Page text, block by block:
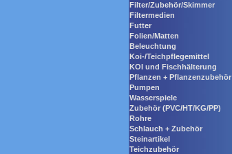
Filter/Zubehör/Skimmer
Filtermedien
Futter
Folien/Matten
Beleuchtung
Koi-/Teichpflegemittel
KOI und Fischhälterung
Pflanzen + Pflanzenzubehör
Pumpen
Wasserspiele
Zubehör (PVC/HT/KG/PP)
Rohre
Schlauch + Zubehör
Steinartikel
Teichzubehör